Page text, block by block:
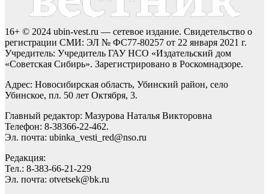
16+ © 2024 ubin-vest.ru — сетевое издание. Свидетельство о
регистрации СМИ: ЭЛ № ФС77-80257 от 22 января 2021 г.
Учредитель: Учредитель ГАУ НСО «Издательский дом
«Советская Сибирь». Зарегистрировано в Роскомнадзоре.
Адрес: Новосибирская область, Убинский район, село
Убинское, пл. 50 лет Октября, 3.
Главный редактор: Мазурова Наталья Викторовна
Телефон: 8-38366-22-462.
Эл. почта: ubinka_vesti_red@nso.ru
Редакция:
Тел.: 8-383-66-21-229
Эл. почта: otvetsek@bk.ru